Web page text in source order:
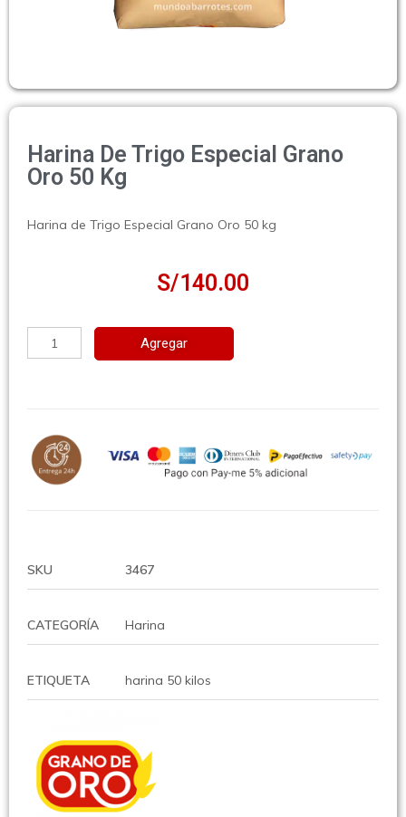
Harina De Trigo Especial Grano
Oro 50 Kg
Harina de Trigo Especial Grano Oro 50 kg
S/140.00
Agregar
SKU 3467
CATEGORÍA Harina
ETIQUETA harina 50 kilos